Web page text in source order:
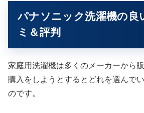
パナソニック洗濯機の良
ミ＆評判
家庭用洗濯機は多くのメーカーから
購入をしようとするとどれを選んで
のです。